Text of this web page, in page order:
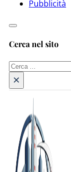
Pubblicità
Cerca nel sito
Cerca
×